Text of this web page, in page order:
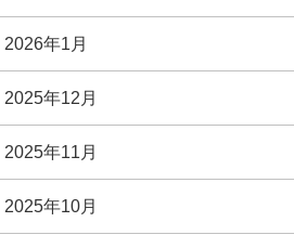
2026年1月
2025年12月
2025年11月
2025年10月